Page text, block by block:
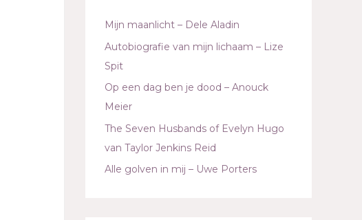
Mijn maanlicht – Dele Aladin
Autobiografie van mijn lichaam – Lize
Spit
Op een dag ben je dood – Anouck
Meier
The Seven Husbands of Evelyn Hugo
van Taylor Jenkins Reid
Alle golven in mij – Uwe Porters